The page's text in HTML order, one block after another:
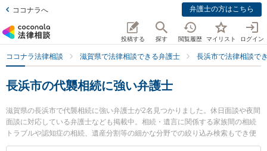
ココナラへ 弁護士の方はこちら
投稿する 探す 閲覧履歴 マイリスト ログイン
ココナラ法律相談 滋賀県で法律相談できる弁護士 長浜市で法律相談で
長浜市の代襲相続に強い弁護士
滋賀県の長浜市で代襲相続に強い弁護士が2名見つかりました。休日面談や夜間
面談に対応している弁護士なども掲載中。相続・遺言に関係する家族間の相続
トラブルや認知症の相続、遺産分割等の細かな分野での絞り込み検索もでき便
利です。特に長浜アラ法律事務所の荒木 玖鳥弁護士や弁護士法人新白河総合法